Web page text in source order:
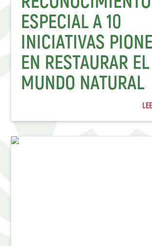
ESPECIAL A 10
INICIATIVAS
EN RESTAURAR EL
MUNDO NATURAL